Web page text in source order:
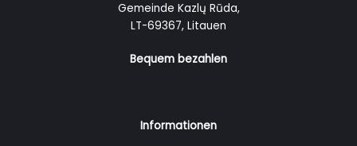
Gemeinde Kazlų Rūda,
LT-69367, Litauen
Bequem bezahlen
Informationen